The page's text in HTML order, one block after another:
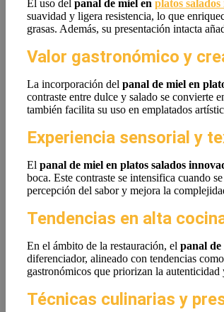
El uso del panal de miel en platos
suavidad y ligera resistencia, lo que
grasas. Además, su presentación intacta
Valor gastronómico y
La incorporación del panal de miel en
contraste entre dulce y salado se convierte
también facilita su uso en emplatados
Experiencia sensorial y
El panal de miel en platos salados
boca. Este contraste se intensifica cuando
percepción del sabor y mejora la
Tendencias en alta
En el ámbito de la restauración, el panal de
diferenciador, alineado con tendencias
gastronómicos que priorizan la autenticidad
Técnicas culinarias y